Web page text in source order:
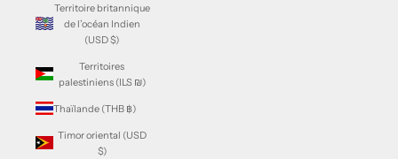
Territoire britannique
de l’océan Indien
(USD $)
Territoires
palestiniens (ILS ₪)
Thaïlande (THB ฿)
Timor oriental (USD
$)